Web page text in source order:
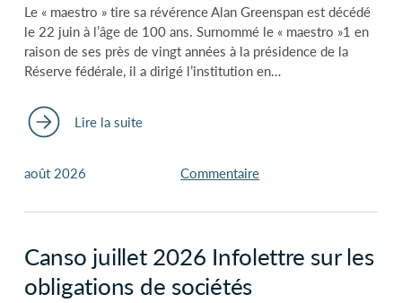
Le « maestro » tire sa révérence Alan Greenspan est décédé
le 22 juin à l’âge de 100 ans. Surnommé le « maestro »1 en
raison de ses près de vingt années à la présidence de la
Réserve fédérale, il a dirigé l’institution en…
Lire la suite
août 2026 Commentaire
Canso juillet 2026 Infolettre sur les
obligations de sociétés